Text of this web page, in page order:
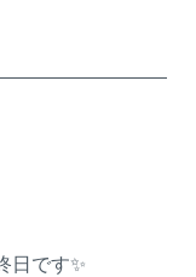
日です✨